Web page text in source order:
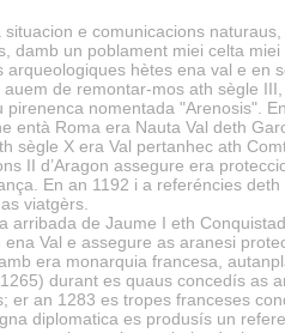
situacion e comunicacions
damb un poblament miei celta
arqueologiques hètes ena val e en
auem de remontar-mos ath sègle
pirenenca nomentada "Arenosis".
entà Roma era Nauta Val deth
sègle X era Val pertanhec ath
II d’Aragon assegure era
En an 1192 i a referéncies
viatgèrs.
arribada de Jaume I eth
ena Val e assegure as aranesi
era monarquia francesa,
durant es quaus concedís as
er an 1283 es tropes franceses
diplomatica es produsís un